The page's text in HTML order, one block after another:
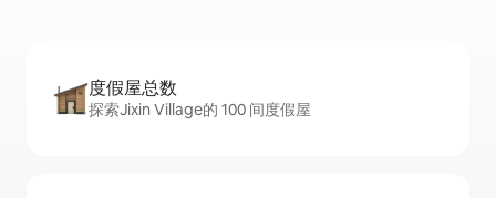
度假屋总数
探索Jixin Village的 100 间度假屋